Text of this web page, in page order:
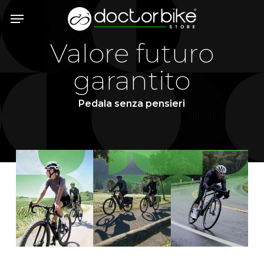
Menu
Valore futuro
garantito
Pedala senza pensieri